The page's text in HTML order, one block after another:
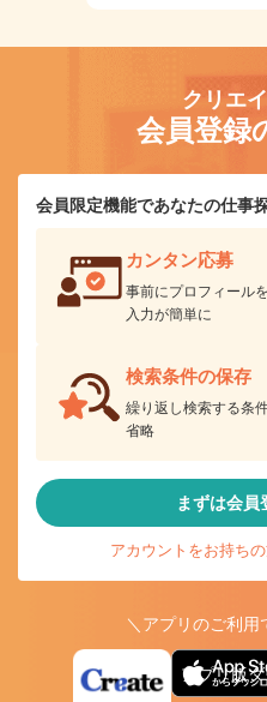
クリエ
会員登録
会員限定機能であなたの仕事
カンタン応募
事前にプロフィール
入力が簡単に
検索条件の保存
繰り返し検索する条
省略
まずは会員
アカウントをお持ち
＼アプリのご利用
アプリ版